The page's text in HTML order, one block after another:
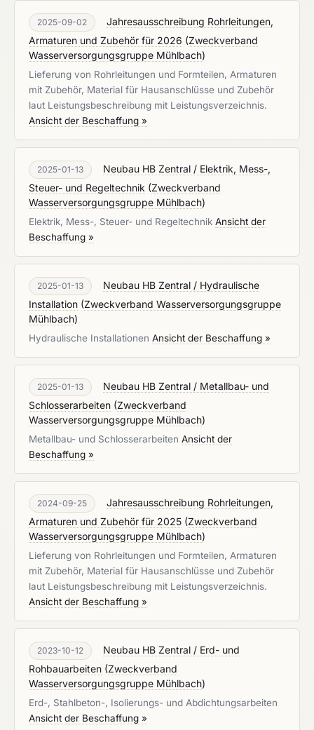
2025-09-02
Jahresausschreibung Rohrleitungen,
Armaturen und Zubehör für 2026 (Zweckverband
Wasserversorgungsgruppe Mühlbach)
Lieferung von Rohrleitungen und Formteilen, Armaturen
mit Zubehör, Material für Hausanschlüsse und Zubehör
laut Leistungsbeschreibung mit Leistungsverzeichnis.
Ansicht der Beschaffung »
2025-01-13
Neubau HB Zentral / Elektrik, Mess-,
Steuer- und Regeltechnik (Zweckverband
Wasserversorgungsgruppe Mühlbach)
Elektrik, Mess-, Steuer- und Regeltechnik Ansicht der
Beschaffung »
2025-01-13
Neubau HB Zentral / Hydraulische
Installation (Zweckverband Wasserversorgungsgruppe
Mühlbach)
Hydraulische Installationen Ansicht der Beschaffung »
2025-01-13
Neubau HB Zentral / Metallbau- und
Schlosserarbeiten (Zweckverband
Wasserversorgungsgruppe Mühlbach)
Metallbau- und Schlosserarbeiten Ansicht der
Beschaffung »
2024-09-25
Jahresausschreibung Rohrleitungen,
Armaturen und Zubehör für 2025 (Zweckverband
Wasserversorgungsgruppe Mühlbach)
Lieferung von Rohrleitungen und Formteilen, Armaturen
mit Zubehör, Material für Hausanschlüsse und Zubehör
laut Leistungsbeschreibung mit Leistungsverzeichnis.
Ansicht der Beschaffung »
2023-10-12
Neubau HB Zentral / Erd- und
Rohbauarbeiten (Zweckverband
Wasserversorgungsgruppe Mühlbach)
Erd-, Stahlbeton-, Isolierungs- und Abdichtungsarbeiten
Ansicht der Beschaffung »